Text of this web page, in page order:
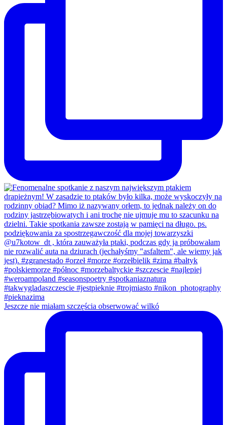
Jeszcze nie miałam szczęścia obserwować wilkó